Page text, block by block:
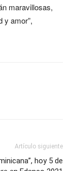
maravillosas,
y amor”,
Artículo siguiente
hoy 5 de